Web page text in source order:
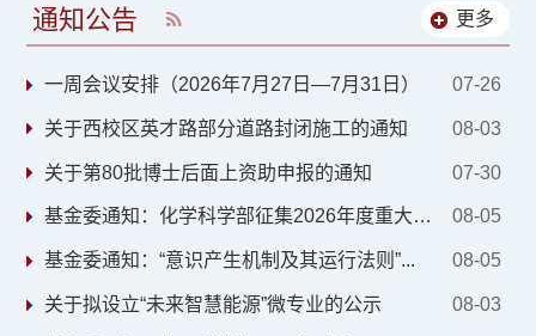
通知公告 更多
一周会议安排（2026年7月27日—7月31日） 07-26
关于西校区英才路部分道路封闭施工的通知 08-03
关于第80批博士后面上资助申报的通知 07-30
基金委通知：化学科学部征集2026年度重大非... 08-05
基金委通知：“意识产生机制及其运行法则”... 08-05
关于拟设立“未来智慧能源”微专业的公示 08-03